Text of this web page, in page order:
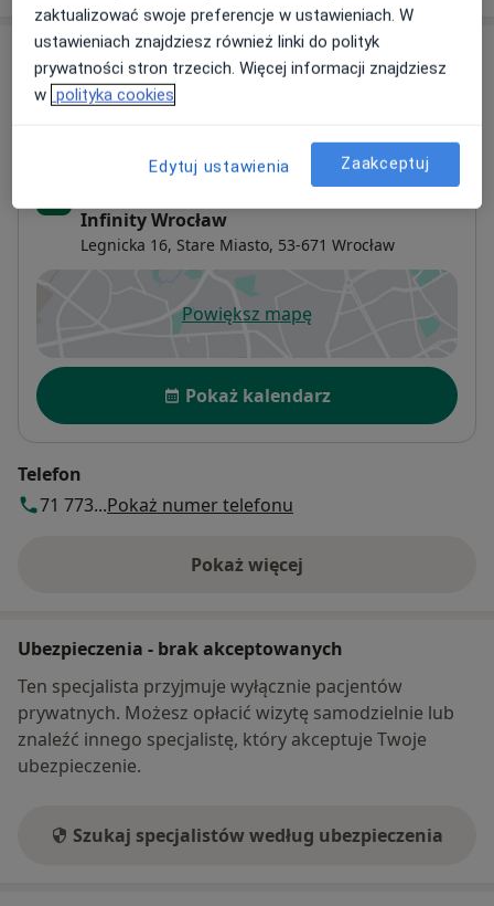
Adresy (2)
Adres 1 Adres 2
Centrum medyczne enel-med – oddział
Infinity Wrocław
Legnicka 16, Stare Miasto, 53-671 Wrocław
Powiększ mapęotwiera się w nowej karcie
Dostępność
Pokaż kalendarz
Telefon
71 773...Pokaż numer telefonu
Pokaż więcej
o adresie
Ubezpieczenia - brak akceptowanych
Ten specjalista przyjmuje wyłącznie pacjentów
prywatnych. Możesz opłacić wizytę samodzielnie lub
znaleźć innego specjalistę, który akceptuje Twoje
ubezpieczenie.
Szukaj specjalistów według ubezpieczenia
zaktualizować swoje preferencje w ustawieniach. W
ustawieniach znajdziesz również linki do polityk
prywatności stron trzecich. Więcej informacji znajdziesz
w polityka cookies
Edytuj ustawienia Zaakceptuj